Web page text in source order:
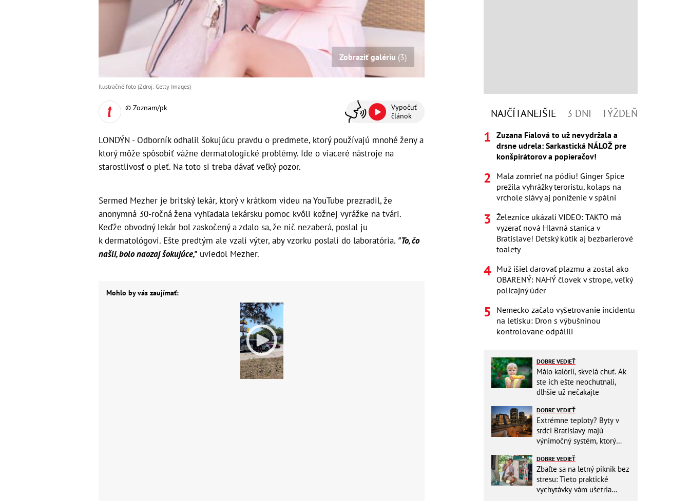
Zobraziť galériu (3)
Ilustračné foto (Zdroj: Getty Images)
© Zoznam/pk
Vypočuť
článok
LONDÝN - Odborník odhalil šokujúcu pravdu o predmete, ktorý používajú mnohé ženy a
ktorý môže spôsobiť vážne dermatologické problémy. Ide o viaceré nástroje na
starostlivosť o pleť. Na toto si treba dávať veľký pozor.
Sermed Mezher je britský lekár, ktorý v krátkom videu na YouTube prezradil, že
anonymná 30-ročná žena vyhľadala lekársku pomoc kvôli kožnej vyrážke na tvári.
Keďže obvodný lekár bol zaskočený a zdalo sa, že nič nezaberá, poslal ju
k dermatológovi. Ešte predtým ale vzali výter, aby vzorku poslali do laboratória. "To, čo
našli, bolo naozaj šokujúce," uviedol Mezher.
Mohlo by vás zaujímať:
NAJČÍTANEJŠIE 3 DNI TÝŽDEŇ
Zuzana Fialová to už nevydržala a
drsne udrela: Sarkastická NÁLOŽ pre
konšpirátorov a popieračov!
Mala zomrieť na pódiu! Ginger Spice
prežila vyhrážky teroristu, kolaps na
vrchole slávy aj poníženie v spálni
Železnice ukázali VIDEO: TAKTO má
vyzerať nová Hlavná stanica v
Bratislave! Detský kútik aj bezbarierové
toalety
Muž išiel darovať plazmu a zostal ako
OBARENÝ: NAHÝ človek v strope, veľký
policajný úder
Nemecko začalo vyšetrovanie incidentu
na letisku: Dron s výbušninou
kontrolovane odpálili
DOBRE VEDIEŤ
Málo kalórií, skvelá chuť. Ak
ste ich ešte neochutnali,
dlhšie už nečakajte
DOBRE VEDIEŤ
Extrémne teploty? Byty v
srdci Bratislavy majú
výnimočný systém, ktorý
DOBRE VEDIEŤ
Zbaľte sa na letný piknik bez
stresu: Tieto praktické
vychytávky vám ušetria